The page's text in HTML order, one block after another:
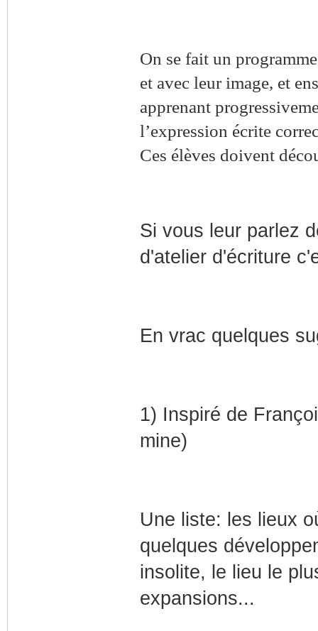
On se fait un
et avec leur image, et
apprenant
l’expression écrite
Ces élèves doivent
Si vous leur parlez
d'atelier d'écriture
En vrac quelques
1) Inspiré de
mine)
Une liste: les lieux
quelques
insolite, le lieu le
expansions...